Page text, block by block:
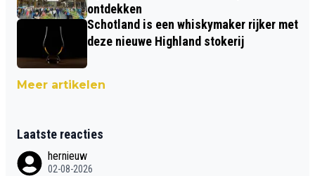
ontdekken
Schotland is een whiskymaker rijker met
deze nieuwe Highland stokerij
Meer artikelen
Laatste reacties
hernieuw
02-08-2026